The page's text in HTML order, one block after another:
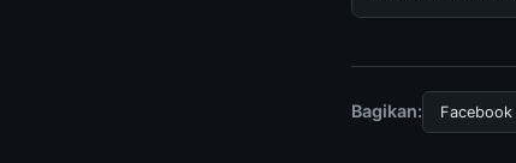
terpercaya.
Bagikan: Facebook